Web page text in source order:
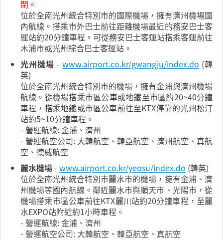
閉。
位於全南光州統合特別市的國際機場，擁有濟州機場國
內航線。搭乘市外巴士前往距離機場最近的務安巴士客
運站約20分鐘車程。可從務安巴士客運站搭乘客運前往
木浦市或光州綜合巴士客運站。
光州機場 - www.airport.co.kr/gwangju/index.do (韓
英)
位於全南光州統合特別市的機場，擁有金浦與濟州機場
航線。從機場搭乘市區公車或地鐵至市區約20~40分鐘
車程，搭乘地鐵或市區公車前往至KTX停靠的光州松汀
站約5~10分鐘車程。
- 營運航線: 金浦、濟州
- 營運航空公司: 大韓航空、韓亞航空、濟州航空、真航
空、德威航空
麗水機場- www.airport.co.kr/yeosu/index.do (韓英)
位於全南光州統合特別市麗水市的機場，擁有金浦、濟
州機場等國內航線。鄰近麗水市與順天市、光陽市，從
機場搭乘市區公車前往KTX麗川站約20分鐘車程，至麗
水EXPO站附近約1小時車程。
- 營運航線: 金浦、濟州
- 營運航空公司: 大韓航空、韓亞航空、真航空